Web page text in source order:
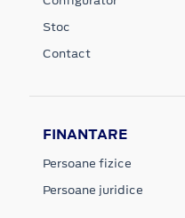
Stoc
Contact
FINANTARE
Persoane fizice
Persoane juridice